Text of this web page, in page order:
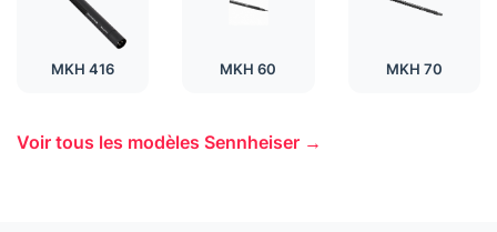
MKH 416 MKH 60 MKH 70
Voir tous les modèles Sennheiser →